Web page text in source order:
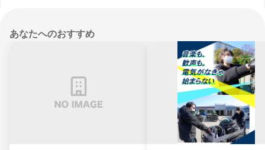
あなたへのおすすめ